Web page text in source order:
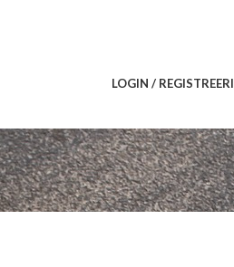
LOGIN / REGISTREERI